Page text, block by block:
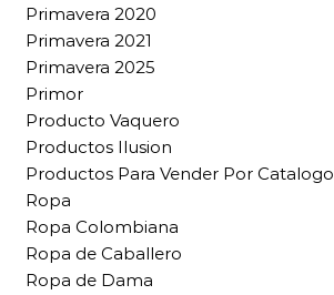
Primavera 2020
Primavera 2021
Primavera 2025
Primor
Producto Vaquero
Productos Ilusion
Productos Para Vender Por Catalogo
Ropa
Ropa Colombiana
Ropa de Caballero
Ropa de Dama